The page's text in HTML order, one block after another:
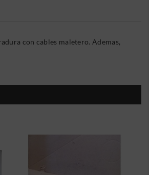
con cables maletero. Ademas,